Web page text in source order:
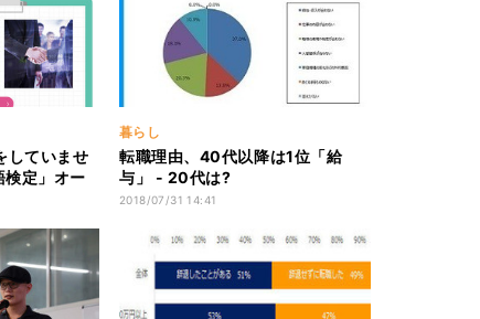
していませ
検定」オー
暮らし
転職理由、40代以降は1位「給
与」 - 20代は?
2018/07/31 14:41